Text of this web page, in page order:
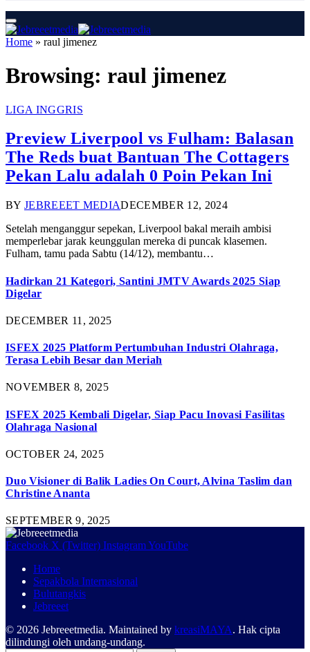
Home » raul jimenez
Browsing: raul jimenez
LIGA INGGRIS
Preview Liverpool vs Fulham: Balasan
The Reds buat Bantuan The Cottagers
Pekan Lalu adalah 0 Poin Pekan Ini
BY JEBREEET MEDIADECEMBER 12, 2024
Setelah menganggur sepekan, Liverpool bakal meraih ambisi
memperlebar jarak keunggulan mereka di puncak klasemen.
Fulham, tamu pada Sabtu (14/12), membantu…
Hadirkan 21 Kategori, Santini JMTV Awards 2025 Siap
Digelar
DECEMBER 11, 2025
ISFEX 2025 Platform Pertumbuhan Industri Olahraga,
Terasa Lebih Besar dan Meriah
NOVEMBER 8, 2025
ISFEX 2025 Kembali Digelar, Siap Pacu Inovasi Fasilitas
Olahraga Nasional
OCTOBER 24, 2025
Duo Visioner di Balik Ladies On Court, Alvina Taslim dan
Christine Ananta
SEPTEMBER 9, 2025
Facebook X (Twitter) InstagramYouTube
Home
Sepakbola Internasional
Bulutangkis
Jebreeet
© 2026 Jebreeetmedia. Maintained by kreasiMAYA. Hak cipta
dilindungi oleh undang-undang.